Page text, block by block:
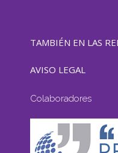
TAMBIÉN EN LAS
AVISO LEGAL
Colaboradores